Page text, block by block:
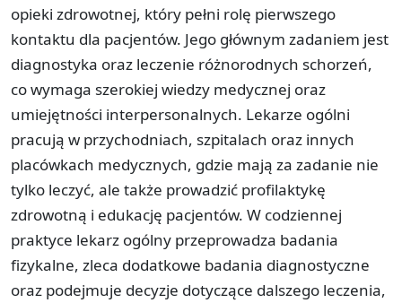
opieki zdrowotnej, który pełni rolę pierwszego
kontaktu dla pacjentów. Jego głównym zadaniem jest
diagnostyka oraz leczenie różnorodnych schorzeń,
co wymaga szerokiej wiedzy medycznej oraz
umiejętności interpersonalnych. Lekarze ogólni
pracują w przychodniach, szpitalach oraz innych
placówkach medycznych, gdzie mają za zadanie nie
tylko leczyć, ale także prowadzić profilaktykę
zdrowotną i edukację pacjentów. W codziennej
praktyce lekarz ogólny przeprowadza badania
fizykalne, zleca dodatkowe badania diagnostyczne
oraz podejmuje decyzje dotyczące dalszego leczenia,